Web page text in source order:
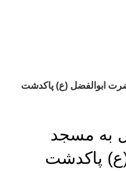
ابوالفضل (ع) پاکدشت
به مسجد
پاکدشت